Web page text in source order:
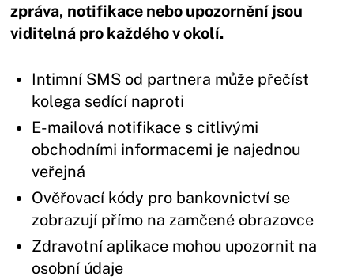
zpráva, notifikace nebo upozornění jsou
viditelná pro každého v okolí.
Intimní SMS od partnera může přečíst
kolega sedící naproti
E-mailová notifikace s citlivými
obchodními informacemi je najednou
veřejná
Ověřovací kódy pro bankovnictví se
zobrazují přímo na zamčené obrazovce
Zdravotní aplikace mohou upozornit na
osobní údaje